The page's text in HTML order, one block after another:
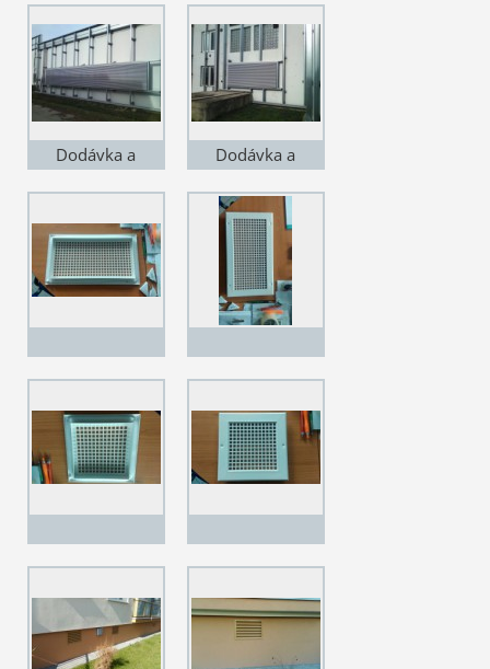
LISI v Čejči na
jižní moravě. VZT
žaluzie lakované,
lineární
LISI v Čejči na
jižní moravě. VZT
žaluzie lakované,
lineární, před
opláštěním
budovy
Dodávka a
jižní moravě. VZT
žaluzie lakované,
lineární, před
opláštěním
budovy
Dodávka a
LISI v Čejči na
jižní moravě. VZT
žaluzie lakované,
lineární, před
opláštěním
budovy